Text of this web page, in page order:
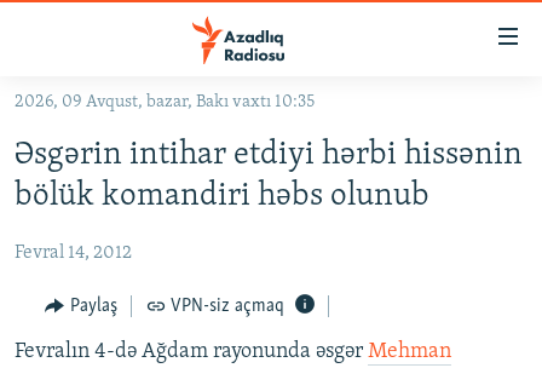
Əsas
qayıt
Əsas
qayıt
#İZAHLA
#ƏSLINDƏ
FƏRQƏ BAX
QANUNI DOĞRU
2026, 09 Avqust, bazar, Bakı vaxtı 10:35
Əsgərin intihar etdiyi hərbi hissənin
bölük komandiri həbs olunub
Fevral 14, 2012
Paylaş VPN-siz açmaq
Fevralın 4-də Ağdam rayonunda əsgər Mehman